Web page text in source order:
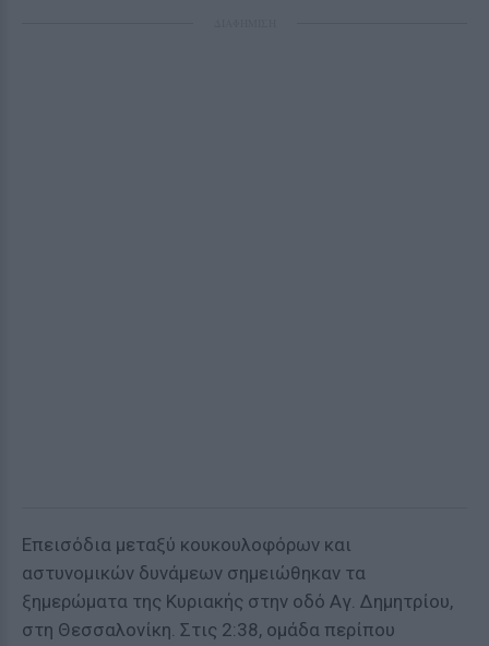
Επεισόδια μεταξύ κουκουλοφόρων και
αστυνομικών δυνάμεων σημειώθηκαν τα
ξημερώματα της Κυριακής στην οδό Αγ. Δημητρίου,
στη Θεσσαλονίκη. Στις 2:38, ομάδα περίπου